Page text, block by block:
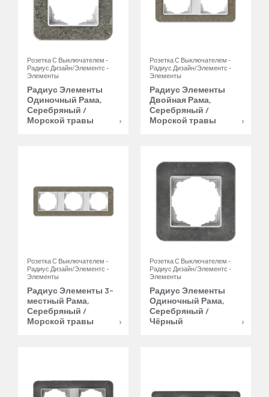
Розетка С Выключателем -
Радиус Дизайн/Элементс -
Элементы
Радиус Элементы
Одиночный Рама,
Серебряный /
Морской травы
Розетка С Выключателем -
Радиус Дизайн/Элементс -
Элементы
Радиус Элементы
Двойная Рама,
Серебряный /
Морской травы
Розетка С Выключателем -
Радиус Дизайн/Элементс -
Элементы
Радиус Элементы 3-
местный Рама,
Серебряный /
Морской травы
Розетка С Выключателем -
Радиус Дизайн/Элементс -
Элементы
Радиус Элементы
Одиночный Рама,
Серебряный /
Чёрный